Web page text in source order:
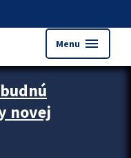
Menu menu
novej